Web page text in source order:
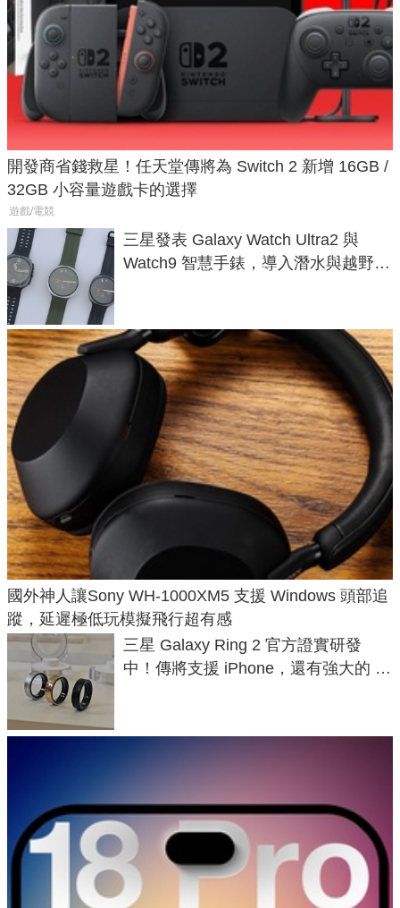
開發商省錢救星！任天堂傳將為 Switch 2 新增 16GB /
32GB 小容量遊戲卡的選擇
遊戲/電競
三星發表 Galaxy Watch Ultra2 與
Watch9 智慧手錶，導入潛水與越野跑
國外神人讓Sony WH-1000XM5 支援 Windows 頭部追
蹤，延遲極低玩模擬飛行超有感
三星 Galaxy Ring 2 官方證實研發
中！傳將支援 iPhone，還有強大的 AI